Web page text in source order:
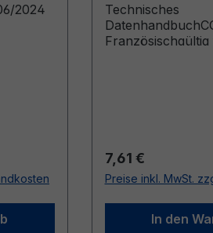
2024
Technisches
DatenhandbuchCG0366
Regulärer Preis:
7,61 €
Preise inkl. MwSt.
In den